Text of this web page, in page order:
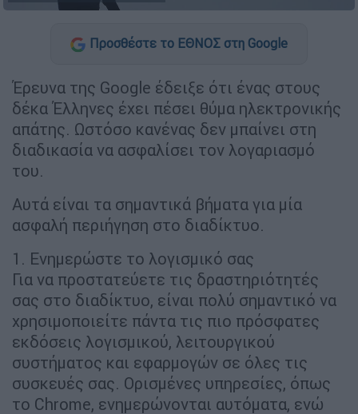
Προσθέστε το ΕΘΝΟΣ στη Google
Έρευνα της Google έδειξε ότι ένας στους
δέκα Έλληνες έχει πέσει θύμα ηλεκτρονικής
απάτης. Ωστόσο κανένας δεν μπαίνει στη
διαδικασία να ασφαλίσει τον λογαριασμό
του.
Αυτά είναι τα σημαντικά βήματα για μία
ασφαλή περιήγηση στο διαδίκτυο.
1. Ενημερώστε το λογισμικό σας
Για να προστατεύετε τις δραστηριότητές
σας στο διαδίκτυο, είναι πολύ σημαντικό να
χρησιμοποιείτε πάντα τις πιο πρόσφατες
εκδόσεις λογισμικού, λειτουργικού
συστήματος και εφαρμογών σε όλες τις
συσκευές σας. Ορισμένες υπηρεσίες, όπως
το Chrome, ενημερώνονται αυτόματα, ενώ